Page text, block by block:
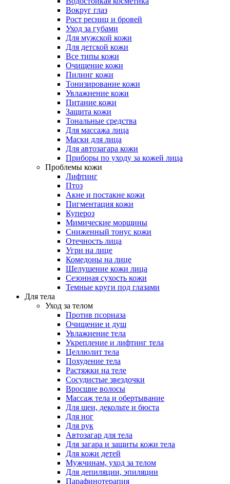
Вокруг глаз
Рост ресниц и бровей
Уход за губами
Для мужской кожи
Для детской кожи
Все типы кожи
Очищение кожи
Пилинг кожи
Тонизирование кожи
Увлажнение кожи
Питание кожи
Защита кожи
Тональные средства
Для массажа лица
Маски для лица
Для автозагара кожи
Приборы по уходу за кожей лица
Проблемы кожи
Лифтинг
Птоз
Акне и постакне кожи
Пигментация кожи
Купероз
Мимические морщины
Сниженный тонус кожи
Отечность лица
Угри на лице
Комедоны на лице
Шелушение кожи лица
Сезонная сухость кожи
Темные круги под глазами
Для тела
Уход за телом
Против псориаза
Очищение и душ
Увлажнение тела
Укрепление и лифтинг тела
Целлюлит тела
Похудение тела
Растяжки на теле
Сосудистые звездочки
Вросшие волосы
Массаж тела и обертывание
Для шеи, декольте и бюста
Для ног
Для рук
Автозагар для тела
Для загара и защиты кожи тела
Для кожи детей
Мужчинам, уход за телом
Для депиляции, эпиляции
Парафинотерапия